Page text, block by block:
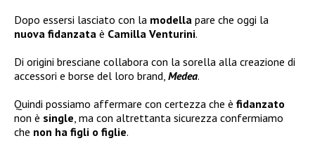
Dopo essersi lasciato con la modella pare che oggi la
nuova fidanzata è Camilla Venturini.
Di origini bresciane collabora con la sorella alla creazione di
accessori e borse del loro brand, Medea.
Quindi possiamo affermare con certezza che è fidanzato
non è single, ma con altrettanta sicurezza confermiamo
che non ha figli o figlie.